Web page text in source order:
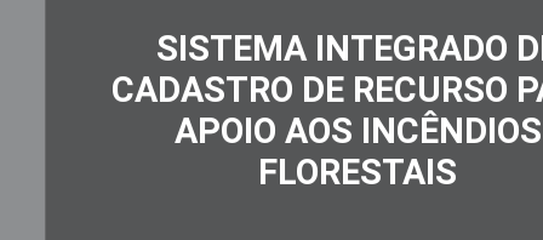
SISTEMA INTEGRADO
CADASTRO DE RECURSO
APOIO AOS INCÊNDIOS
FLORESTAIS